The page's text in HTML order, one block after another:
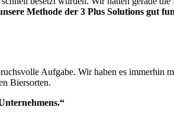
Methode der 3 Plus Solutions gut
Aufgabe. Wir haben es immerhin
Biersorten.